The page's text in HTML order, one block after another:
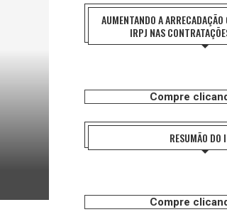
AUMENTANDO A
IRPJ NAS
Compre
RESUMÃO DO
Compre